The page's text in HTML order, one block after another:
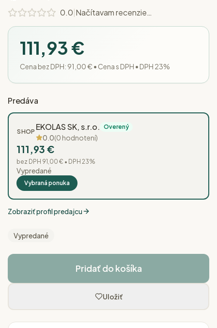
0.0 Načítavam recenzie…
111,93 €
Cena bez DPH: 91,00 € • Cena s DPH • DPH 23%
Predáva
SHOP EKOLAS SK, s.r.o. Overený
0.0(0 hodnotení)
111,93 €
bez DPH 91,00 € • DPH 23%
Vypredané
Vybraná ponuka
Zobraziť profil predajcu
Vypredané
Pridať do košíka
Uložiť